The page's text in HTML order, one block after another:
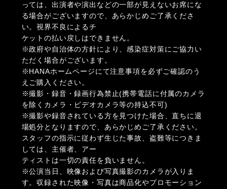
っては、出演者や演出などの一部が見えないお席にな
る場合がございますので、あらかじめご了承くださ
い。視界不良によるチ
ケットの払い戻しはできません。
※政府や自治体の方針により、感染症対策にご協力い
ただく場合がございます。
※HANAホームページにて注意事項を必ずご確認のう
えご購入ください。
※撮影・録音・録画行為禁止(携帯電話に付属のカメラ
を除くカメラ・ビデオカメラ等の持込不可)
※撮影や録音されている方を見つけた場合、直ちに退
場処分となりますので、あらかじめご了承ください。
スタッフの指示に従わず生じた事故、盗難等につきま
しては、主催者、アー
ティストは一切の責任を負いません。
※公演当日、映像および写真撮影のカメラが入りま
す。収録された映像・写真は商品化やプロモーション